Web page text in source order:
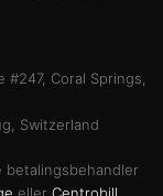
#247, Coral Springs,
Switzerland
eller Centrobill